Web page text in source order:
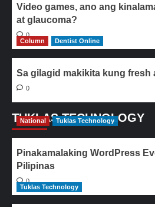
Video games, ano ang
at glaucoma?
0
Column
Dentist Online
Sa gilagid makikita kung fresh
0
TUKLAS TECHNOLOGY
National Tuklas Technology
Pinakamalaking WordPress
Pilipinas
0
Tuklas Technology